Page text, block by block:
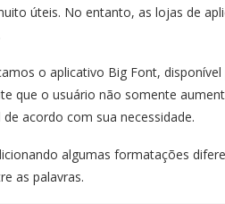
úteis. No entanto, as lojas de
o aplicativo Big Font,
que o usuário não somente
acordo com sua necessidade.
algumas formatações
as palavras.